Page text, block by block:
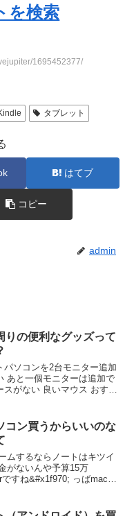
を検索
1695452377/
タブレット
はてブ
コピー
admin
りの便利なグッズって
パソコンを2台モニター追加
あと一個モニターは追加で
スがない 良いマウス おすす
ドも大事や 何に使うか考え
コン買うからいいのな
ムするならノートはキツイ
がないんや予算15万
すね&#x1f970; っばmac